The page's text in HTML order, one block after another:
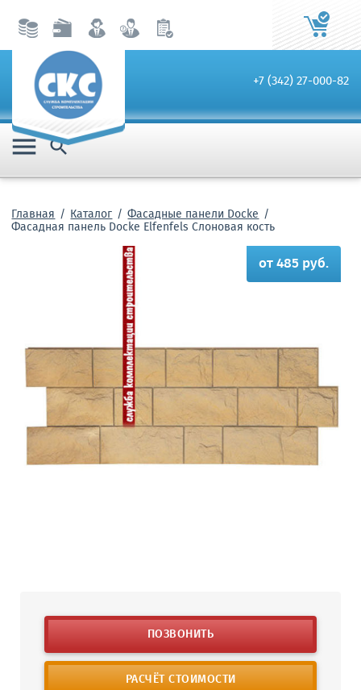
+7 (342) 27-000-82
 
Главная Каталог Фасадные панели Docke
Фасадная панель Docke Elfenfels Слоновая кость
от 485 руб.
ПОЗВОНИТЬ
РАСЧЁТ СТОИМОСТИ